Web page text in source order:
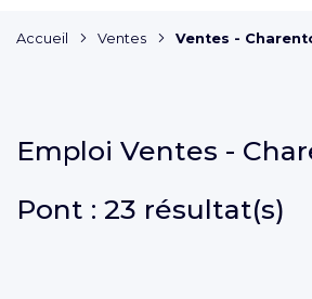
Accueil Ventes Ventes -
Emploi Ventes -
Pont : 23 résultat(s)